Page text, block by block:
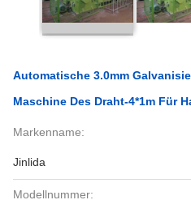
Automatische 3.0mm
Maschine Des Draht-4*1m Für
Markenname:
Jinlida
Modellnummer: